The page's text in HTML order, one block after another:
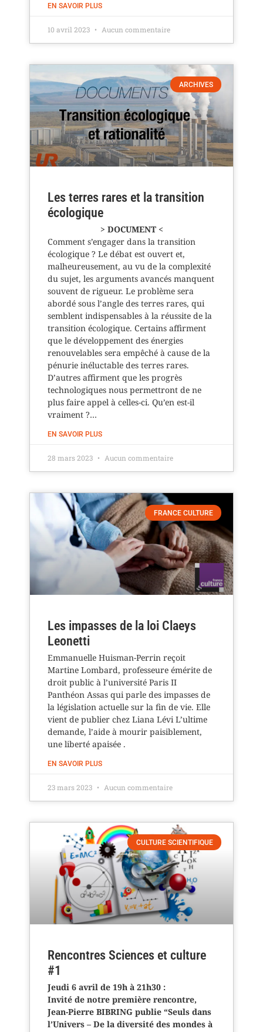
EN SAVOIR PLUS
10 avril 2023 Aucun commentaire
ARCHIVES
Les terres rares et la transition
écologique
> DOCUMENT <
Comment s’engager dans la transition
écologique ? Le débat est ouvert et,
malheureusement, au vu de la complexité
du sujet, les arguments avancés manquent
souvent de rigueur. Le problème sera
abordé sous l’angle des terres rares, qui
semblent indispensables à la réussite de la
transition écologique. Certains affirment
que le développement des énergies
renouvelables sera empêché à cause de la
pénurie inéluctable des terres rares.
D’autres affirment que les progrès
technologiques nous permettront de ne
plus faire appel à celles-ci. Qu’en est-il
vraiment ?…
EN SAVOIR PLUS
28 mars 2023 Aucun commentaire
FRANCE CULTURE
Les impasses de la loi Claeys
Leonetti
Emmanuelle Huisman-Perrin reçoit
Martine Lombard, professeure émérite de
droit public à l’université Paris II
Panthéon Assas qui parle des impasses de
la législation actuelle sur la fin de vie. Elle
vient de publier chez Liana Lévi L’ultime
demande, l’aide à mourir paisiblement,
une liberté apaisée .
EN SAVOIR PLUS
23 mars 2023 Aucun commentaire
CULTURE SCIENTIFIQUE
Rencontres Sciences et culture
#1
Jeudi 6 avril de 19h à 21h30 :
Invité de notre première rencontre,
Jean-Pierre BIBRING publie “Seuls dans
l’Univers – De la diversité des mondes à